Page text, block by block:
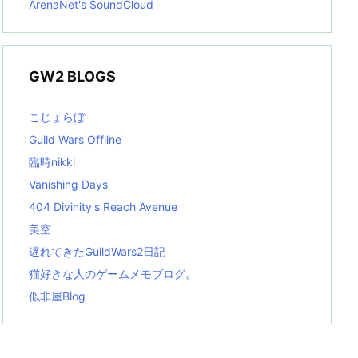
ArenaNet's SoundCloud
GW2 BLOGS
こじょらぼ
Guild Wars Offline
臨時nikki
Vanishing Days
404 Divinity's Reach Avenue
美空
遅れてきたGuildWars2日記
猫好きな人のゲームメモブログ。
似非屋Blog